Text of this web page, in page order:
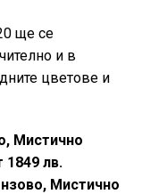
ще се
и в
цветове и
Мистично
1849 лв.
Мистично